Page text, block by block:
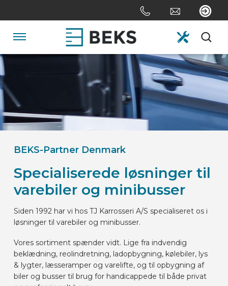
to
OM OS
TILPASNING
SEKTORER
BILMÆRKER
KONTAKT
BEKS-Partner Denmark
Specialiserede løsninger til
varebiler og minibusser
Siden 1992 har vi hos TJ Karrosseri A/S specialiseret os i
løsninger til varebiler og minibusser.
Vores sortiment spænder vidt. Lige fra indvendig
beklædning, reolindretning, ladopbygning, kølebiler, lys
& lygter, læsseramper og varelifte, og til opbygning af
biler og busser til brug for handicappede til både privat